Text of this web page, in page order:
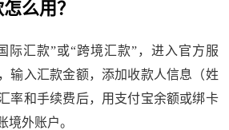
么用？
际汇款”或“跨境汇款”，进入官方服
输入汇款金额，添加收款人信息（姓
率和手续费后，用支付宝余额或绑卡
境外账户。